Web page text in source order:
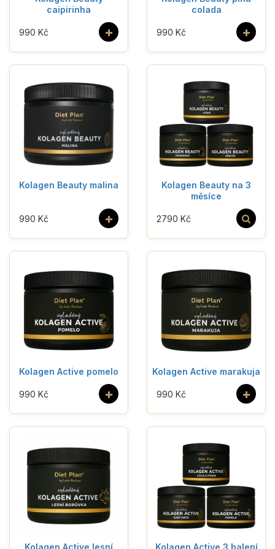
caipirinha
+
990 Kč
colada
+
990 Kč
Kolagen Beauty malina
+
990 Kč
Kolagen Beauty na 3
měsíce
2790 Kč
Kolagen Active pomelo
+
990 Kč
Kolagen Active marakuja
+
990 Kč
Kolagen Active lesní
Kolagen Active 3 balení